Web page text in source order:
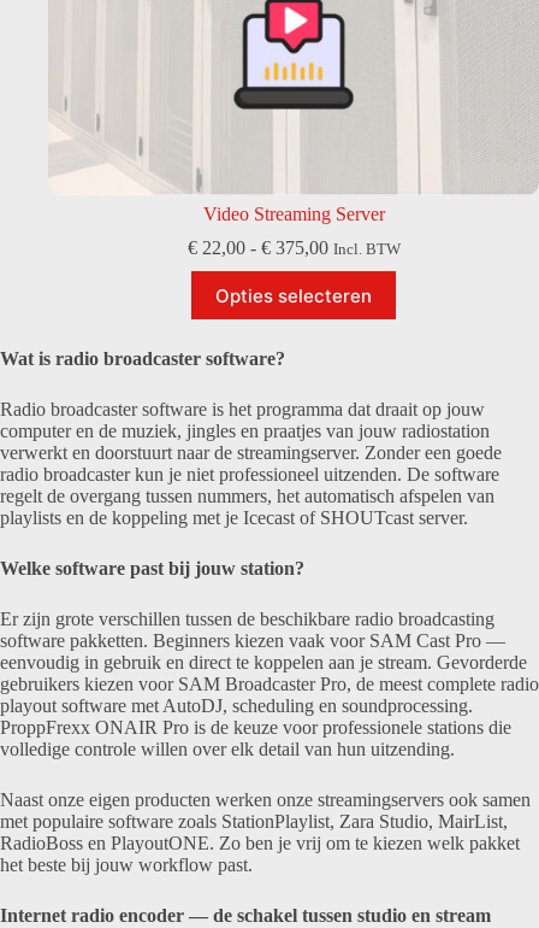
Video Streaming Server
€22,00 - €375,00Prijsklasse:
€ 22,00
tot
Incl. BTW
Opties selecteren
product
heeft
optie
kan
gekozen
worden
op
de
Wat is radio broadcaster software?
Radio broadcaster software is het programma dat draait op jouw
computer en de muziek, jingles en praatjes van jouw radiostation
verwerkt en doorstuurt naar de streamingserver. Zonder een goede
radio broadcaster kun je niet professioneel uitzenden. De software
regelt de overgang tussen nummers, het automatisch afspelen van
playlists en de koppeling met je Icecast of SHOUTcast server.
Welke software past bij jouw station?
Er zijn grote verschillen tussen de beschikbare radio broadcasting
software pakketten. Beginners kiezen vaak voor SAM Cast Pro —
eenvoudig in gebruik en direct te koppelen aan je stream. Gevorderde
gebruikers kiezen voor SAM Broadcaster Pro, de meest complete radio
playout software met AutoDJ, scheduling en soundprocessing.
ProppFrexx ONAIR Pro is de keuze voor professionele stations die
volledige controle willen over elk detail van hun uitzending.
Naast onze eigen producten werken onze streamingservers ook samen
met populaire software zoals StationPlaylist, Zara Studio, MairList,
RadioBoss en PlayoutONE. Zo ben je vrij om te kiezen welk pakket
het beste bij jouw workflow past.
Internet radio encoder — de schakel tussen studio en stream